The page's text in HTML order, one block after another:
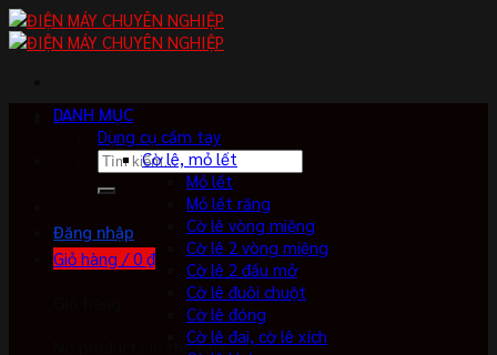
Skip
to
Tìm
kiếm:
Đăng nhập
Giỏ hàng /0 ₫
No products in the cart.
DANH MỤC
Dụng cụ cầm tay
Cờ lê, mỏ lết
Mỏ lết
Mỏ lết răng
Cờ lê vòng miệng
Cờ lê 2 vòng miệng
Cờ lê 2 đầu mở
Cờ lê đuôi chuột
Cờ lê đóng
Cờ lê đai, cờ lê xích